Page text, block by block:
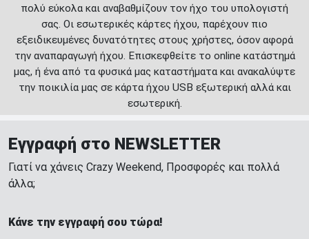
πολύ εύκολα και αναβαθμίζουν τον ήχο του υπολογιστή
σας. Οι εσωτερικές κάρτες ήχου, παρέχουν πιο
εξειδικευμένες δυνατότητες στους χρήστες, όσον αφορά
την αναπαραγωγή ήχου. Επισκεφθείτε το online κατάστημά
μας, ή ένα από τα φυσικά μας καταστήματα και ανακαλύψτε
την ποικιλία μας σε κάρτα ήχου USB εξωτερική αλλά και
εσωτερική.
Εγγραφή στο NEWSLETTER
Γιατί να χάνεις Crazy Weekend, Προσφορές και πολλά
άλλα;
Κάνε την εγγραφή σου τώρα!